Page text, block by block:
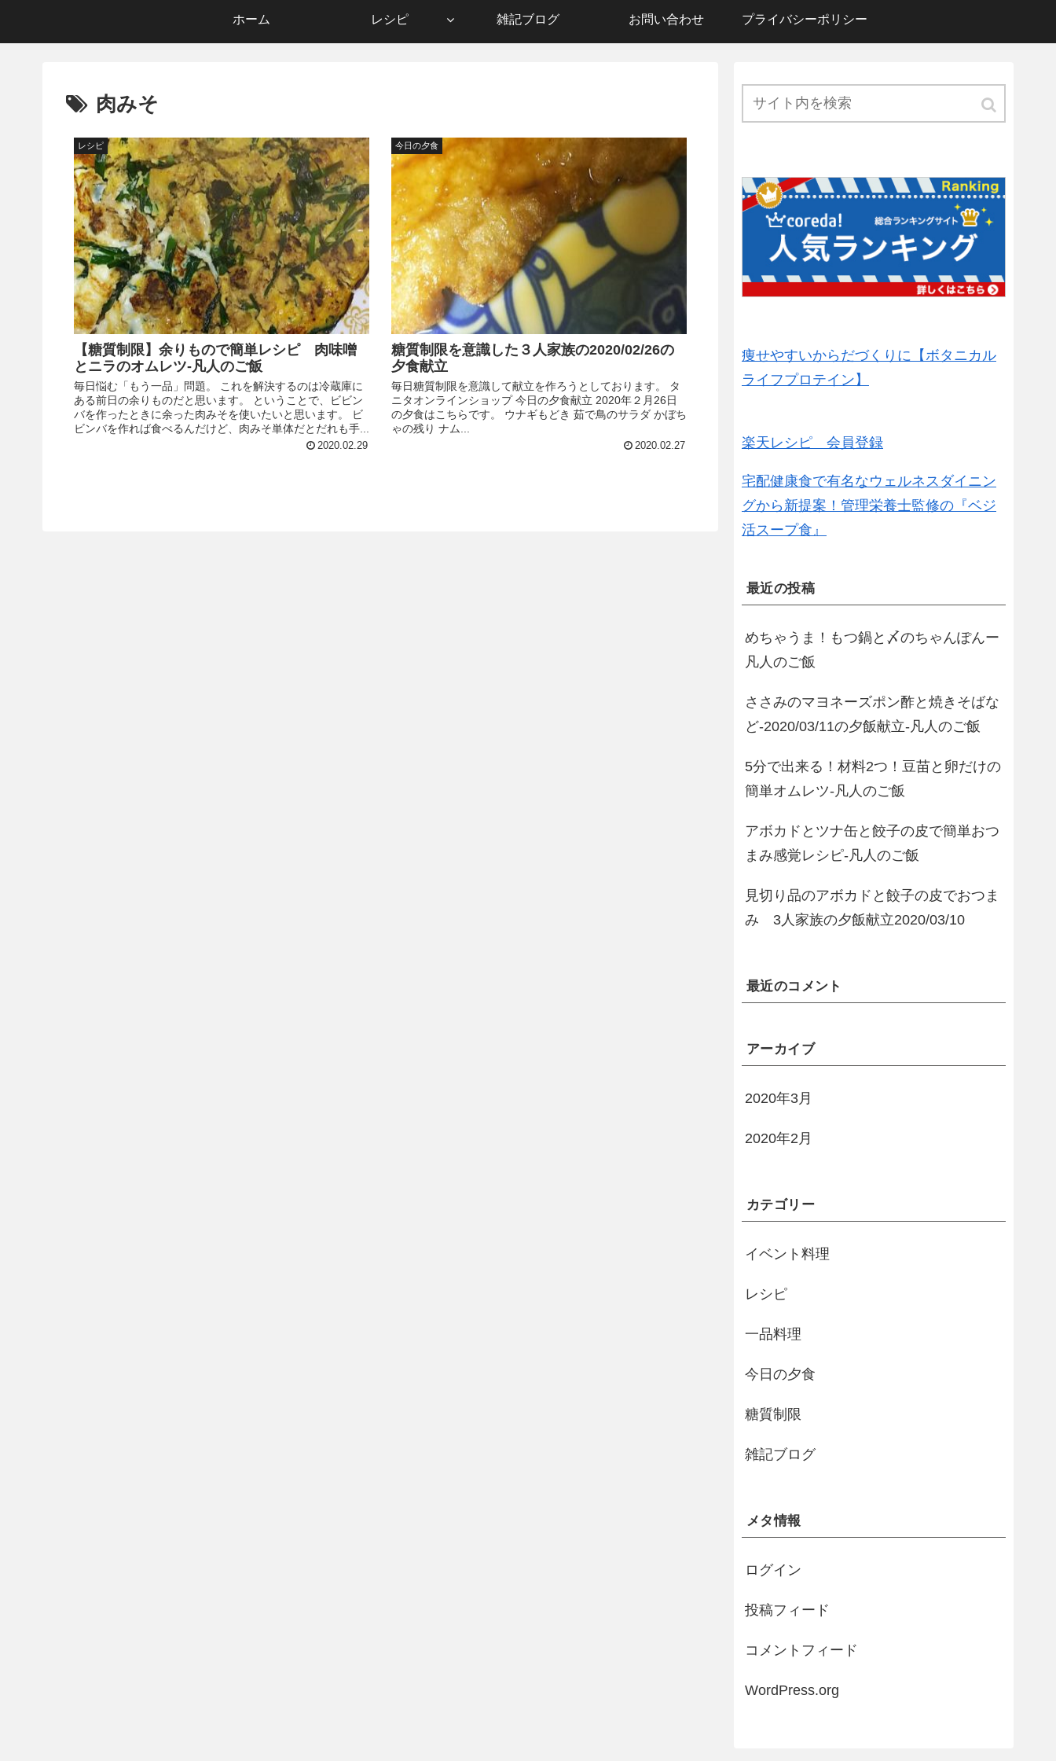
ホーム レシピ 雑記ブログ お問い合わせ プライバシーポリシー
肉みそ
レシピ
【糖質制限】余りもので簡単レシピ 肉味噌
とニラのオムレツ-凡人のご飯
毎日悩む「もう一品」問題。 これを解決するのは冷蔵庫に
ある前日の余りものだと思います。 ということで、ビビン
バを作ったときに余った肉みそを使いたいと思います。 ビ
ビンバを作れば食べるんだけど、肉みそ単体だとだれも手...
2020.02.29
今日の夕食
糖質制限を意識した３人家族の2020/02/26の
夕食献立
毎日糖質制限を意識して献立を作ろうとしております。 タ
ニタオンラインショップ 今日の夕食献立 2020年２月26日
の夕食はこちらです。 ウナギもどき 茹で鳥のサラダ かぼち
ゃの残り ナム...
2020.02.27
痩せやすいからだづくりに【ボタニカル
ライフプロテイン】
楽天レシピ 会員登録
宅配健康食で有名なウェルネスダイニン
グから新提案！管理栄養士監修の『ベジ
活スープ食』
最近の投稿
めちゃうま！もつ鍋と〆のちゃんぽんー
凡人のご飯
ささみのマヨネーズポン酢と焼きそばな
ど-2020/03/11の夕飯献立-凡人のご飯
5分で出来る！材料2つ！豆苗と卵だけの
簡単オムレツ-凡人のご飯
アボカドとツナ缶と餃子の皮で簡単おつ
まみ感覚レシピ-凡人のご飯
見切り品のアボカドと餃子の皮でおつま
み 3人家族の夕飯献立2020/03/10
最近のコメント
アーカイブ
2020年3月
2020年2月
カテゴリー
イベント料理
レシピ
一品料理
今日の夕食
糖質制限
雑記ブログ
メタ情報
ログイン
投稿フィード
コメントフィード
WordPress.org